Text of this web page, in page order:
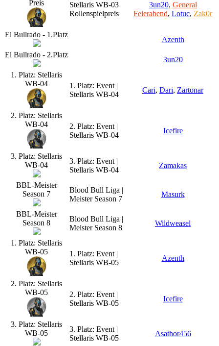
Preis
Stellaris WB-03
Rollenspielpreis
3un20, General
Feierabend, Lotuc, Zak0r
El Bullrado - 1.Platz
Azenth
El Bullrado - 2.Platz
3un20
1. Platz: Stellaris
WB-04
1. Platz: Event |
Stellaris WB-04
Cari, Dari, Zartonar
2. Platz: Stellaris
WB-04
2. Platz: Event |
Stellaris WB-04
Icefire
3. Platz: Stellaris
WB-04
3. Platz: Event |
Stellaris WB-04
Zamakas
BBL-Meister
Season 7
Blood Bull Liga |
Meister Season 7
Masurk
BBL-Meister
Season 8
Blood Bull Liga |
Meister Season 8
Wildweasel
1. Platz: Stellaris
WB-05
1. Platz: Event |
Stellaris WB-05
Azenth
2. Platz: Stellaris
WB-05
2. Platz: Event |
Stellaris WB-05
Icefire
3. Platz: Stellaris
WB-05
3. Platz: Event |
Stellaris WB-05
Asathor456